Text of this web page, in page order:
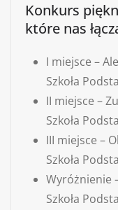
Konkurs
które nas
I miejsce –
Szkoła
II miejsce –
Szkoła
III miejsce –
Szkoła
Wyróżnienie
Szkoła